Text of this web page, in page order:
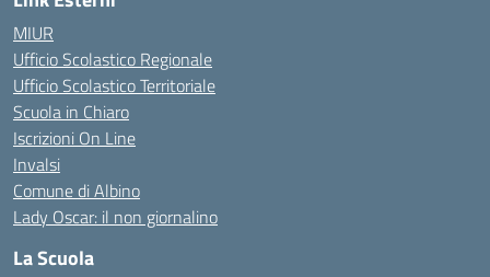
MIUR
Ufficio Scolastico Regionale
Ufficio Scolastico Territoriale
Scuola in Chiaro
Iscrizioni On Line
Invalsi
Comune di Albino
Lady Oscar: il non giornalino
La Scuola